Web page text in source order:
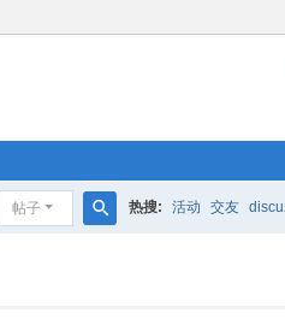
帖子 热搜: 活动 交友